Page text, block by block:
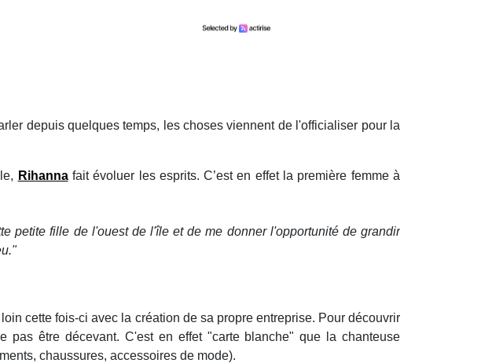
depuis quelques temps, les choses viennent de l'officialiser pour la
Rihannafait évoluer les esprits. C’est en effet la première femme à
petite fille de l'ouest de l'île et de me donner l'opportunité de grandir
cette fois-ci avec la création de sa propre entreprise. Pour découvrir
pas être décevant. C'est en effet "carte blanche" que la chanteuse
chaussures, accessoires de mode).